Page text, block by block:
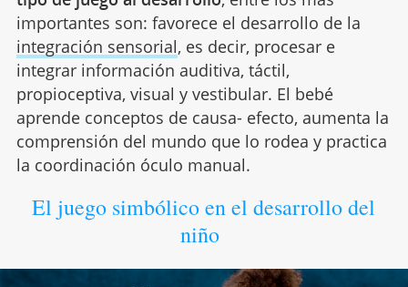
importantes son: favorece el desarrollo de la
integración sensorial, es decir, procesar e
integrar información auditiva, táctil,
propioceptiva, visual y vestibular. El bebé
aprende conceptos de causa- efecto, aumenta la
comprensión del mundo que lo rodea y practica
la coordinación óculo manual.
El juego simbólico en el desarrollo del
niño